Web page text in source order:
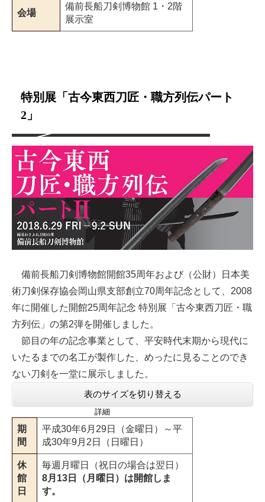
会場
備前長船刀剣博物館 1・2階
展示室
特別展「古今東西刀匠・職方列伝パート
2」
備前長船刀剣博物館開館35周年および（公財）日本美
術刀剣保存協会岡山県支部創立70周年記念として、2008
年に開催した開館25周年記念 特別展「古今東西刀匠・職
方列伝」の第2弾を開催しました。
節目の年の記念事業として、平安時代末期から現代に
いたるまでの名工が製作した、めったに見ることのでき
ない刀剣を一堂に展示しました。
表のサイズを切り替える
詳細
期
間
平成30年6月29日（金曜日）～平
成30年9月2日（日曜日）
休
館
日
毎週月曜日（祝日の場合は翌日）
8月13日（月曜日）は開館しま
す。